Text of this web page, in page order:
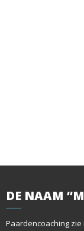
DE NAAM
Paardencoaching